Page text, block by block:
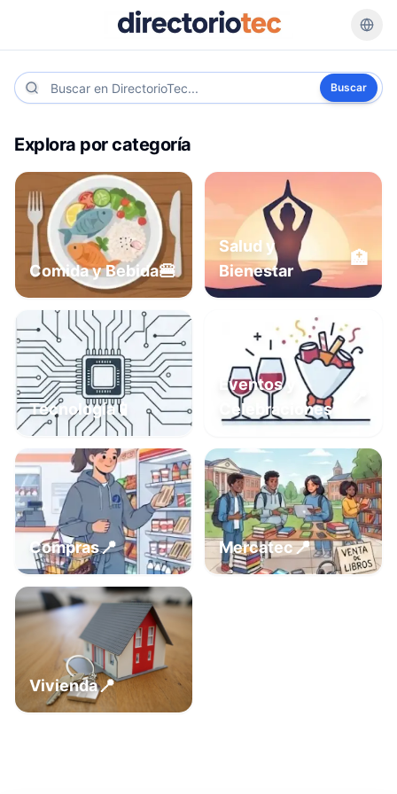
Buscar
Explora por categoría
Comida y Bebida🍔
Salud y
Bienestar
🏥
Tecnología📱
Eventos y
Celebraciones
Compras📍 Mercatec📍
Vivienda📍